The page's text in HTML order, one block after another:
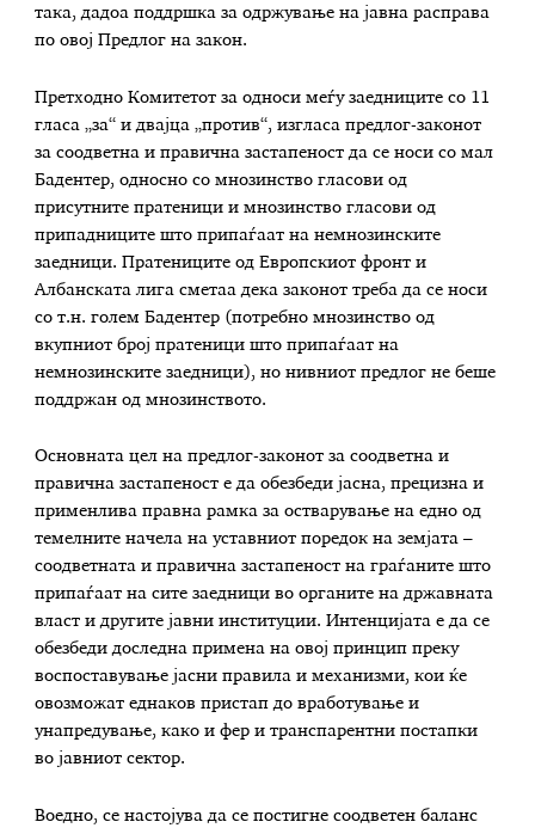
така, дадоа поддршка за одржување на јавна расправа
по овој Предлог на закон.
Претходно Комитетот за односи меѓу заедниците со 11
гласа „за“ и двајца „против“, изгласа предлог-законот
за соодветна и правична застапеност да се носи со мал
Бадентер, односно со мнозинство гласови од
присутните пратеници и мнозинство гласови од
припадниците што припаѓаат на немнозинските
заедници. Пратениците од Европскиот фронт и
Албанската лига сметаа дека законот треба да се носи
со т.н. голем Бадентер (потребно мнозинство од
вкупниот број пратеници што припаѓаат на
немнозинските заедници), но нивниот предлог не беше
поддржан од мнозинството.
Основната цел на предлог-законот за соодветна и
правична застапеност е да обезбеди јасна, прецизна и
применлива правна рамка за остварување на едно од
темелните начела на уставниот поредок на земјата –
соодветната и правична застапеност на граѓаните што
припаѓаат на сите заедници во органите на државната
власт и другите јавни институции. Интенцијата е да се
обезбеди доследна примена на овој принцип преку
воспоставување јасни правила и механизми, кои ќе
овозможат еднаков пристап до вработување и
унапредување, како и фер и транспарентни постапки
во јавниот сектор.
Воедно, се настојува да се постигне соодветен баланс